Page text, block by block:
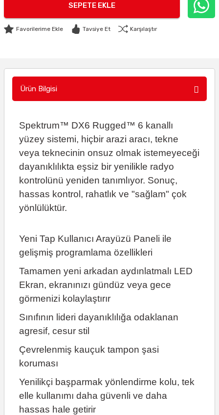
SEPETE EKLE
Tavsiye Et Karşılaştır
Ürün Bilgisi
Spektrum™ DX6 Rugged™ 6 kanallı
yüzey sistemi, hiçbir arazi aracı, tekne
veya teknecinin onsuz olmak istemeyeceği
dayanıklılıkta eşsiz bir yenilikle radyo
kontrolünü yeniden tanımlıyor. Sonuç,
hassas kontrol, rahatlık ve "sağlam" çok
yönlülüktür.
Yeni Tap Kullanıcı Arayüzü Paneli ile
gelişmiş programlama özellikleri
Tamamen yeni arkadan aydınlatmalı LED
Ekran, ekranınızı gündüz veya gece
görmenizi kolaylaştırır
Sınıfının lideri dayanıklılığa odaklanan
agresif, cesur stil
Çevrelenmiş kauçuk tampon şasi
koruması
Yenilikçi başparmak yönlendirme kolu, tek
elle kullanımı daha güvenli ve daha
hassas hale getirir